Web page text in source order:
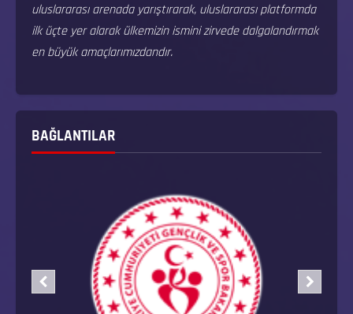
uluslararası arenada yarıştırarak, uluslararası platformda
ilk üçte yer alarak ülkemizin ismini zirvede dalgalandırmak
en büyük amaçlarımızdandır.
BAĞLANTILAR